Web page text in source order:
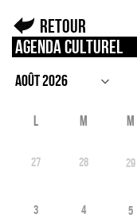
Retour
Agenda culturel
L M M
27 28 29
3 4 5